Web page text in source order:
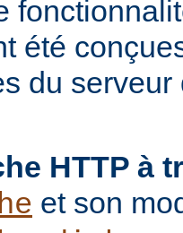
été
du serveur
HTTP à
et son